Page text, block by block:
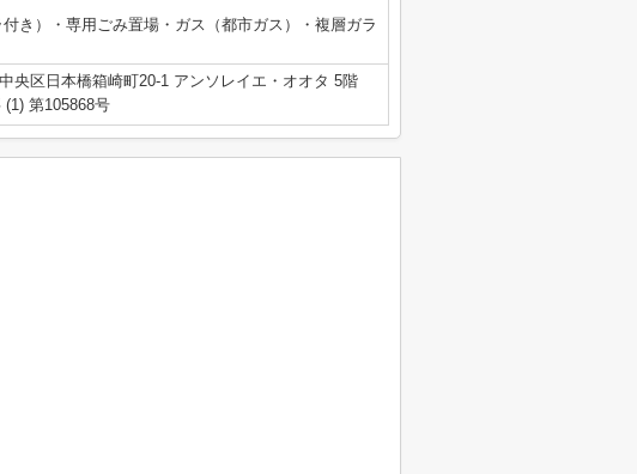
き）・専用ごみ置場・ガス（都市ガス）・複層ガラ
央区日本橋箱崎町20-1 アンソレイエ・オオタ 5階
(1) 第105868号